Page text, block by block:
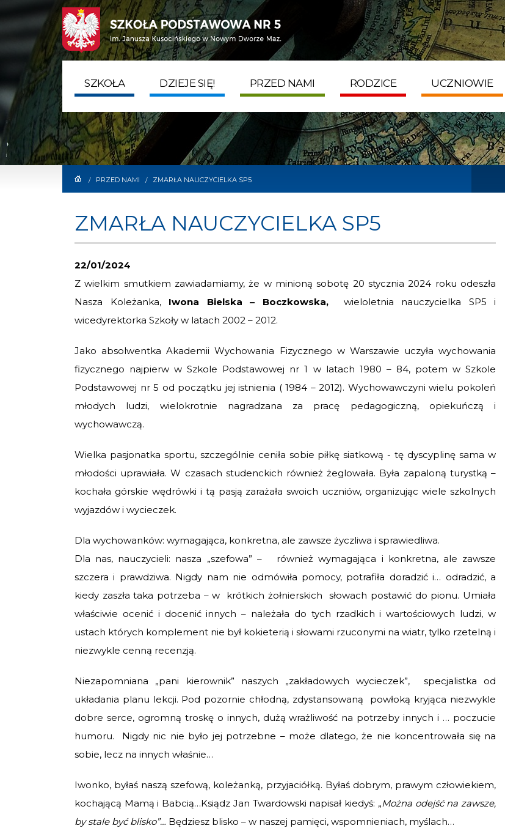
SZYBKI KONTAKT
tel. 22 775 50 75
ADRES
ul. Chemików 1A
GODZINY PRACY
Poniedziałek - Piątek
SZKOŁA DZIEJE SIĘ! PRZED NAMI RODZICE UCZNIOWIE
/ PRZED NAMI / ZMARŁA NAUCZYCIELKA SP5
ZMARŁA NAUCZYCIELKA SP5
22/01/2024
Z wielkim smutkiem zawiadamiamy, że w minioną sobotę 20 stycznia 2024 roku odeszła
Nasza Koleżanka, Iwona Bielska – Boczkowska,
wieloletnia nauczycielka SP5 i
wicedyrektorka Szkoły w latach 2002 – 2012.
Jako absolwentka Akademii Wychowania Fizycznego w Warszawie uczyła wychowania
fizycznego najpierw w Szkole Podstawowej nr 1 w latach 1980 – 84, potem w Szkole
Podstawowej nr 5 od początku jej istnienia ( 1984 – 2012). Wychowawczyni wielu pokoleń
młodych ludzi, wielokrotnie nagradzana za pracę pedagogiczną, opiekuńczą i
wychowawczą.
Wielka pasjonatka sportu, szczególnie ceniła sobie piłkę siatkową - tę dyscyplinę sama w
młodości uprawiała. W czasach studenckich również żeglowała. Była zapaloną turystką –
kochała górskie wędrówki i tą pasją zarażała swoich uczniów, organizując wiele szkolnych
wyjazdów i wycieczek.
Dla wychowanków: wymagająca, konkretna, ale zawsze życzliwa i sprawiedliwa.
Dla nas, nauczycieli: nasza „szefowa” – również wymagająca i konkretna, ale zawsze
szczera i prawdziwa. Nigdy nam nie odmówiła pomocy, potrafiła doradzić i… odradzić, a
kiedy zaszła taka potrzeba – w krótkich żołnierskich słowach postawić do pionu. Umiała
właściwie ocenić i docenić innych – należała do tych rzadkich i wartościowych ludzi, w
ustach których komplement nie był kokieterią i słowami rzuconymi na wiatr, tylko rzetelną i
niezwykle cenną recenzją.
Niezapomniana „pani kierownik” naszych „zakładowych wycieczek”, specjalistka od
układania planu lekcji. Pod pozornie chłodną, zdystansowaną powłoką kryjąca niezwykle
dobre serce, ogromną troskę o innych, dużą wrażliwość na potrzeby innych i … poczucie
humoru. Nigdy nic nie było jej potrzebne – może dlatego, że nie koncentrowała się na
sobie, lecz na innych właśnie…
Iwonko, byłaś naszą szefową, koleżanką, przyjaciółką. Byłaś dobrym, prawym człowiekiem,
kochającą Mamą i Babcią…Ksiądz Jan Twardowski napisał kiedyś: „Można odejść na zawsze,
by stale być blisko”… Będziesz blisko – w naszej pamięci, wspomnieniach, myślach…